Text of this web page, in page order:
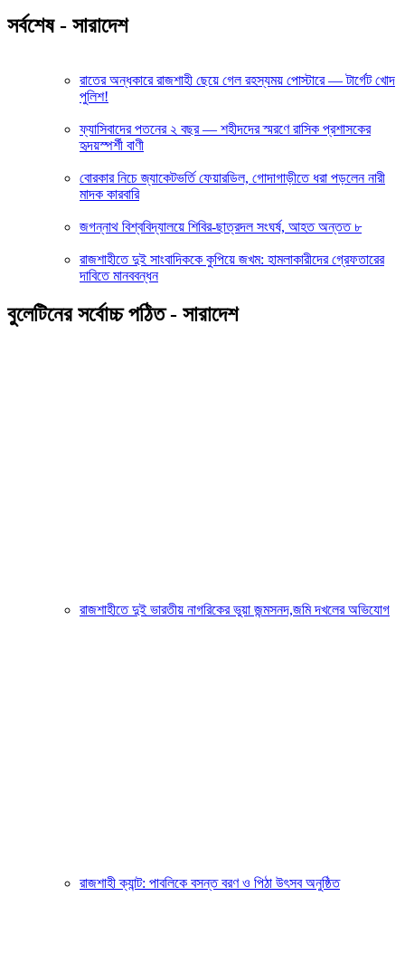
সর্বশেষ - সারাদেশ
রাতের অন্ধকারে রাজশাহী ছেয়ে গেল রহস্যময় পোস্টারে — টার্গেট খোদ
পুলিশ!
ফ্যাসিবাদের পতনের ২ বছর — শহীদদের স্মরণে রাসিক প্রশাসকের
হৃদয়স্পর্শী বাণী
বোরকার নিচে জ্যাকেটভর্তি ফেয়ারডিল, গোদাগাড়ীতে ধরা পড়লেন নারী
মাদক কারবারি
জগন্নাথ বিশ্ববিদ্যালয়ে শিবির-ছাত্রদল সংঘর্ষ, আহত অন্তত ৮
রাজশাহীতে দুই সাংবাদিককে কুপিয়ে জখম: হামলাকারীদের গ্রেফতারের
দাবিতে মানববন্ধন
বুলেটিনের সর্বোচ্চ পঠিত - সারাদেশ
রাজশাহীতে দুই ভারতীয় নাগরিকের ভুয়া জন্মসনদ,জমি দখলের অভিযোগ
রাজশাহী ক্যান্ট: পাবলিকে বসন্ত বরণ ও পিঠা উৎসব অনুষ্ঠিত